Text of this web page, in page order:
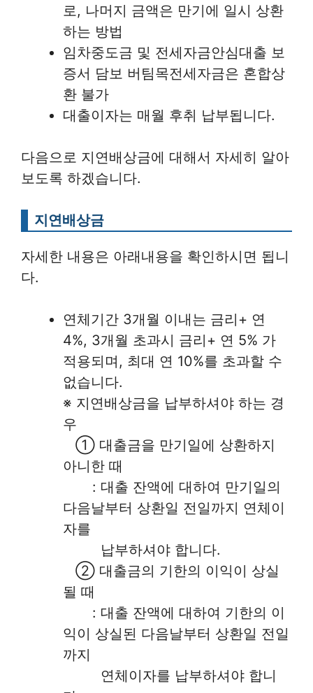
로, 나머지 금액은 만기에 일시 상환
하는 방법
임차중도금 및 전세자금안심대출 보
증서 담보 버팀목전세자금은 혼합상
환 불가
대출이자는 매월 후취 납부됩니다.
다음으로 지연배상금에 대해서 자세히 알아
보도록 하겠습니다.
지연배상금
자세한 내용은 아래내용을 확인하시면 됩니
다.
연체기간 3개월 이내는 금리+ 연
4%, 3개월 초과시 금리+ 연 5% 가
적용되며, 최대 연 10%를 초과할 수
없습니다.
※ 지연배상금을 납부하셔야 하는 경
우
① 대출금을 만기일에 상환하지
아니한 때
: 대출 잔액에 대하여 만기일의
다음날부터 상환일 전일까지 연체이
자를
납부하셔야 합니다.
② 대출금의 기한의 이익이 상실
될 때
: 대출 잔액에 대하여 기한의 이
익이 상실된 다음날부터 상환일 전일
까지
연체이자를 납부하셔야 합니